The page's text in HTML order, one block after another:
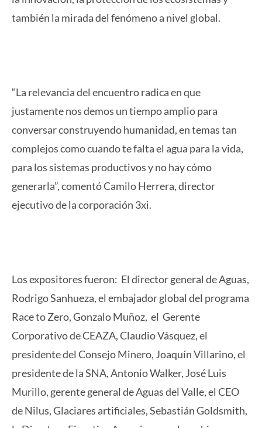
también la mirada del fenómeno a nivel global.
“La relevancia del encuentro radica en que
justamente nos demos un tiempo amplio para
conversar construyendo humanidad, en temas tan
complejos como cuando te falta el agua para la vida,
para los sistemas productivos y no hay cómo
generarla”, comentó Camilo Herrera, director
ejecutivo de la corporación 3xi.
Los expositores fueron: El director general de Aguas,
Rodrigo Sanhueza, el embajador global del programa
Race to Zero, Gonzalo Muñoz, el Gerente
Corporativo de CEAZA, Claudio Vásquez, el
presidente del Consejo Minero, Joaquín Villarino, el
presidente de la SNA, Antonio Walker, José Luis
Murillo, gerente general de Aguas del Valle, el CEO
de Nilus, Glaciares artificiales, Sebastián Goldsmith,